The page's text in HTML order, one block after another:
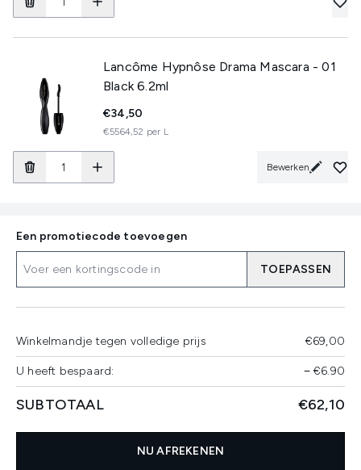
Lancôme Hypnôse Drama Mascara - 01
Black 6.2ml
€34,50
€5564,52 per L
Bewerken
Een promotiecode toevoegen
TOEPASSEN
Winkelmandje tegen volledige prijs €69,00
U heeft bespaard: −€6.90
SUBTOTAAL €62,10
NU AFREKENEN